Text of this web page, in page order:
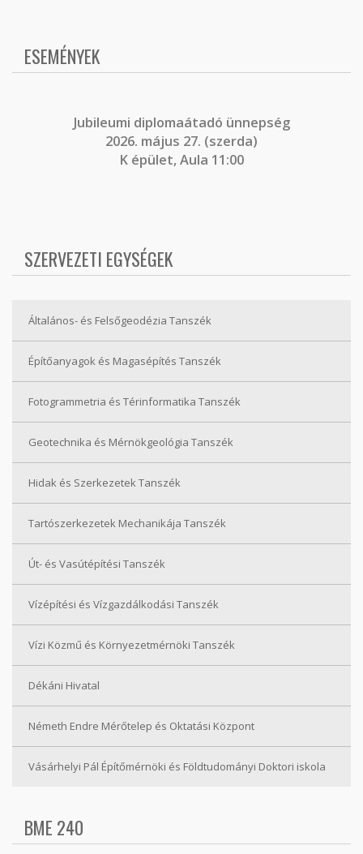
ESEMÉNYEK
Jubileumi diplomaátadó ünnepség
2026. május 27. (szerda)
K épület, Aula 11:00
SZERVEZETI EGYSÉGEK
Általános- és Felsőgeodézia Tanszék
Építőanyagok és Magasépítés Tanszék
Fotogrammetria és Térinformatika Tanszék
Geotechnika és Mérnökgeológia Tanszék
Hidak és Szerkezetek Tanszék
Tartószerkezetek Mechanikája Tanszék
Út- és Vasútépítési Tanszék
Vízépítési és Vízgazdálkodási Tanszék
Vízi Közmű és Környezetmérnöki Tanszék
Dékáni Hivatal
Németh Endre Mérőtelep és Oktatási Központ
Vásárhelyi Pál Építőmérnöki és Földtudományi Doktori iskola
BME 240